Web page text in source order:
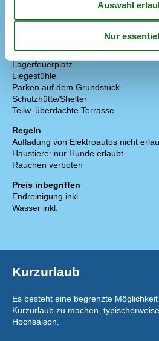
3 x Terrasse / Offene Terrasse
Balkon
Grill
Lagerfeuerplatz
Liegestühle
Parken auf dem Grundstück
Schutzhütte/Shelter
Teilw. überdachte Terrasse
Regeln
Aufladung von Elektroautos nicht
Haustiere: nur Hunde erlaubt
Rauchen verboten
Preis inbegriffen
Endreinigung inkl.
Wasser inkl.
Kurzurlaub
Es besteht eine begrenzte
Kurzurlaub zu machen,
Hochsaison.